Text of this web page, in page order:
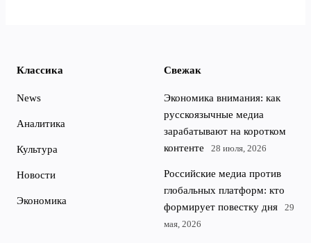
Классика
News
Аналитика
Культура
Новости
Экономика
Свежак
Экономика внимания: как
русскоязычные медиа
зарабатывают на коротком
контенте
28 июля, 2026
Российские медиа против
глобальных платформ: кто
формирует повестку дня
29
мая, 2026